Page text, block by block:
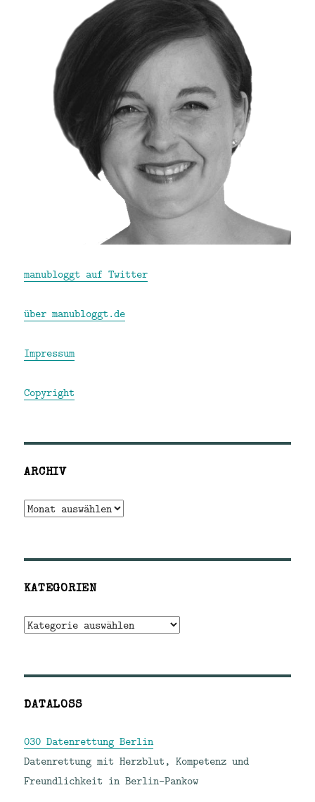
manubloggt auf Twitter
über manubloggt.de
Impressum
Copyright
ARCHIV
Archiv
KATEGORIEN
Kategorien
DATALOSS
030 Datenrettung Berlin
Datenrettung mit Herzblut, Kompetenz und
Freundlichkeit in Berlin-Pankow